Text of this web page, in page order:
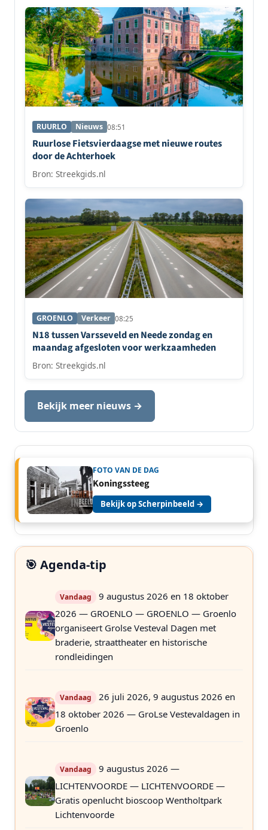
RUURLO Nieuws 08:51
Ruurlose Fietsvierdaagse met nieuwe routes
door de Achterhoek
Bron: Streekgids.nl
GROENLO Verkeer 08:25
N18 tussen Varsseveld en Neede zondag en
maandag afgesloten voor werkzaamheden
Bron: Streekgids.nl
Bekijk meer nieuws →
FOTO VAN DE DAG
Koningssteeg
Bekijk op Scherpinbeeld →
🎯 Agenda-tip
Vandaag
9 augustus 2026 en 18 oktober
2026 — GROENLO — GROENLO — Groenlo
organiseert Grolse Vesteval Dagen met
braderie, straattheater en historische
rondleidingen
Vandaag
26 juli 2026, 9 augustus 2026 en
18 oktober 2026 — GroLse Vestevaldagen in
Groenlo
Vandaag
9 augustus 2026 —
LICHTENVOORDE — LICHTENVOORDE —
Gratis openlucht bioscoop Wentholtpark
Lichtenvoorde